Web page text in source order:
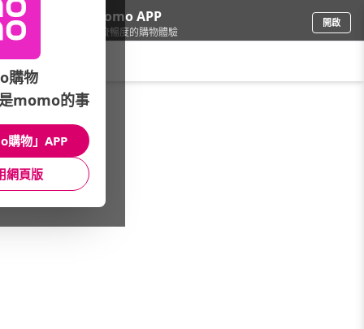
下載momo APP
給你3倍流暢度的購物體驗
開啟
家電/液晶電視
本館精選商品
館長推薦 月銷量
購物
momo的事
購物」APP
網頁版